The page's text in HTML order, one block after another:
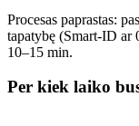
Procesas paprastas:
tapatybę (Smart-ID ar
10–15 min.
Per kiek laiko